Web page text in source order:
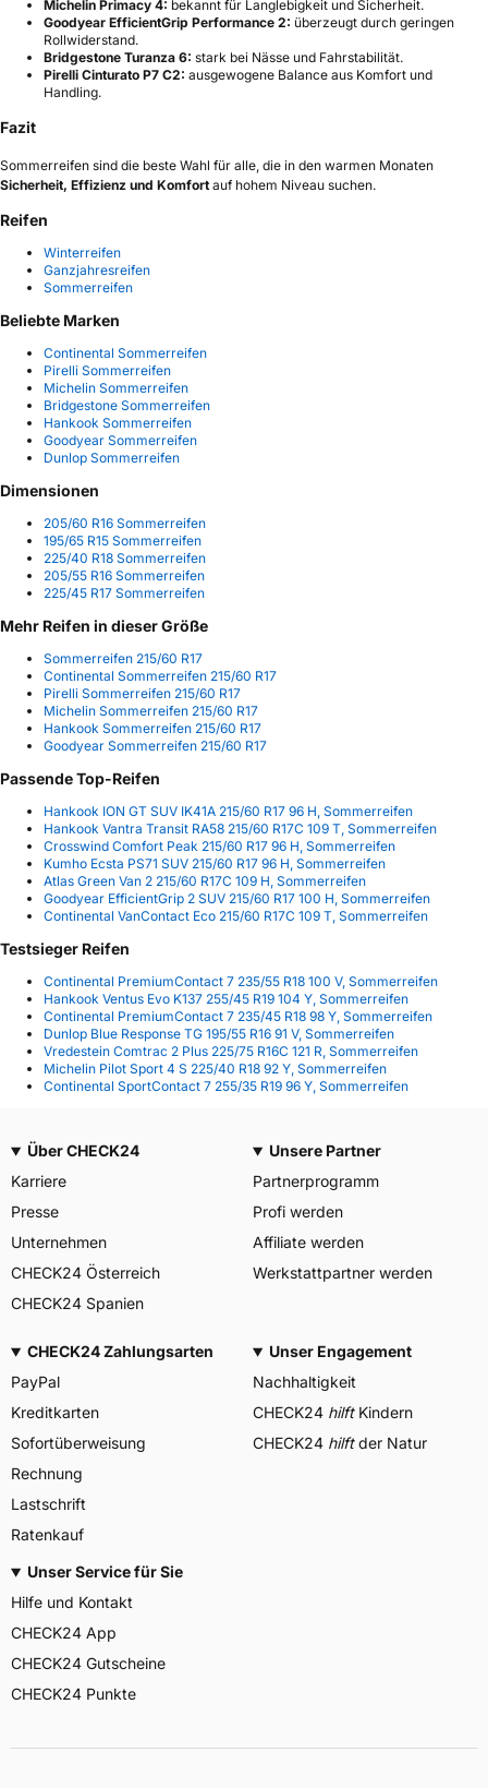
Michelin Primacy 4: bekannt für Langlebigkeit und Sicherheit.
Goodyear EfficientGrip Performance 2: überzeugt durch geringen
Rollwiderstand.
Bridgestone Turanza 6: stark bei Nässe und Fahrstabilität.
Pirelli Cinturato P7 C2: ausgewogene Balance aus Komfort und
Handling.
Fazit
Sommerreifen sind die beste Wahl für alle, die in den warmen Monaten
Sicherheit, Effizienz und Komfort auf hohem Niveau suchen.
Reifen
Winterreifen
Ganzjahresreifen
Sommerreifen
Beliebte Marken
Continental Sommerreifen
Pirelli Sommerreifen
Michelin Sommerreifen
Bridgestone Sommerreifen
Hankook Sommerreifen
Goodyear Sommerreifen
Dunlop Sommerreifen
Dimensionen
205/60 R16 Sommerreifen
195/65 R15 Sommerreifen
225/40 R18 Sommerreifen
205/55 R16 Sommerreifen
225/45 R17 Sommerreifen
Mehr Reifen in dieser Größe
Sommerreifen 215/60 R17
Continental Sommerreifen 215/60 R17
Pirelli Sommerreifen 215/60 R17
Michelin Sommerreifen 215/60 R17
Hankook Sommerreifen 215/60 R17
Goodyear Sommerreifen 215/60 R17
Passende Top-Reifen
Hankook ION GT SUV IK41A 215/60 R17 96 H, Sommerreifen
Hankook Vantra Transit RA58 215/60 R17C 109 T, Sommerreifen
Crosswind Comfort Peak 215/60 R17 96 H, Sommerreifen
Kumho Ecsta PS71 SUV 215/60 R17 96 H, Sommerreifen
Atlas Green Van 2 215/60 R17C 109 H, Sommerreifen
Goodyear EfficientGrip 2 SUV 215/60 R17 100 H, Sommerreifen
Continental VanContact Eco 215/60 R17C 109 T, Sommerreifen
Testsieger Reifen
Continental PremiumContact 7 235/55 R18 100 V, Sommerreifen
Hankook Ventus Evo K137 255/45 R19 104 Y, Sommerreifen
Continental PremiumContact 7 235/45 R18 98 Y, Sommerreifen
Dunlop Blue Response TG 195/55 R16 91 V, Sommerreifen
Vredestein Comtrac 2 Plus 225/75 R16C 121 R, Sommerreifen
Michelin Pilot Sport 4 S 225/40 R18 92 Y, Sommerreifen
Continental SportContact 7 255/35 R19 96 Y, Sommerreifen
Über CHECK24
Karriere
Presse
Unternehmen
CHECK24 Österreich
CHECK24 Spanien
Unsere Partner
Partnerprogramm
Profi werden
Affiliate werden
Werkstattpartner werden
CHECK24 Zahlungsarten
PayPal
Kreditkarten
Sofortüberweisung
Rechnung
Lastschrift
Ratenkauf
Unser Engagement
Nachhaltigkeit
CHECK24 hilftKindern
CHECK24 hilftder Natur
Unser Service für Sie
Hilfe und Kontakt
CHECK24 App
CHECK24 Gutscheine
CHECK24 Punkte